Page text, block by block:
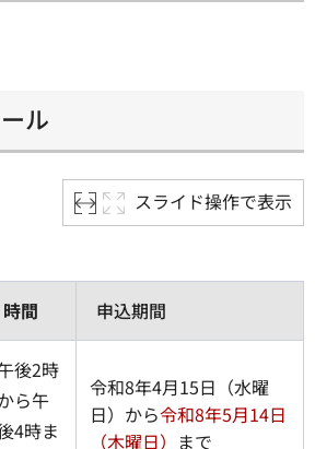
ル
スライド操作で表示
時間 申込期間
後2時
ら午
4時ま
令和8年4月15日（水曜
日）から令和8年5月14日
（木曜日） まで